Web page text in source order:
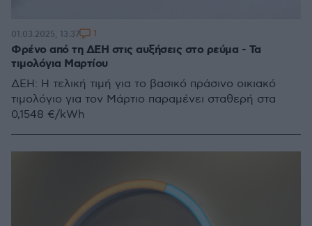
Φρένο από τη ΔΕΗ στις αυξήσεις στο ρεύμα - Τα
τιμολόγια Μαρτίου
ΔΕΗ: Η τελική τιμή για το βασικό πράσινο οικιακό
τιμολόγιο για τον Μάρτιο παραμένει σταθερή στα
0,1548 €/kWh
01.03.2025, 13:37 1